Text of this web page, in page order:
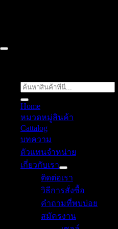
Home
หมวดหมู่สินค้า
Cattalog
บทความ
ตัวแทนจำหน่าย
เกี่ยวกับเรา
ติดต่อเรา
วิธีการสั่งซื้อ
คำถามที่พบบ่อย
สมัครงาน